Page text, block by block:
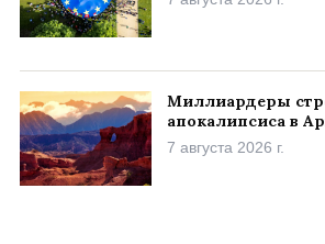
Миллиардеры
апокалипсиса в
7 августа 2026 г.